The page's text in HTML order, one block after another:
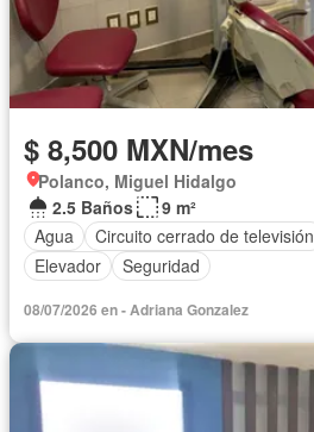
$ 8,500 MXN/mes
Polanco, Miguel Hidalgo
2.5 Baños
9 m²
Agua
Circuito cerrado de televisión
Elevador
Seguridad
08/07/2026 en - Adriana Gonzalez